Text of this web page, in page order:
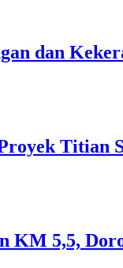
dan
Titian
5,5,